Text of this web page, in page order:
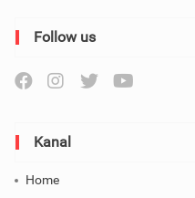
Follow us
Kanal
Home